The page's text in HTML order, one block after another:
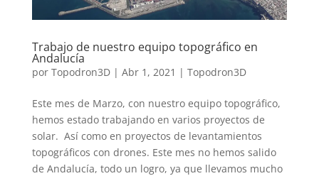
Trabajo de nuestro equipo topográfico en
Andalucía
por Topodron3D| Abr 1, 2021 | Topodron3D
Este mes de Marzo, con nuestro equipo topográfico,
hemos estado trabajando en varios proyectos de
solar. Así como en proyectos de levantamientos
topográficos con drones. Este mes no hemos salido
de Andalucía, todo un logro, ya que llevamos mucho